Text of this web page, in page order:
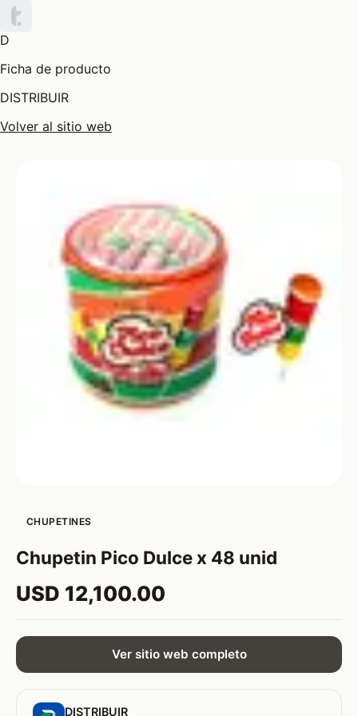
D
Ficha de producto
DISTRIBUIR
Volver al sitio web
CHUPETINES
Chupetin Pico Dulce x 48 unid
USD 12,100.00
Ver sitio web completo
DISTRIBUIR